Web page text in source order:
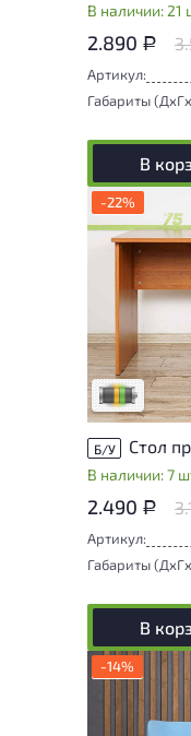
В наличии: 21
2.890 Р
Артикул:
Габариты
В
-22%
Товар
износа. От
влияющих на
разделе
Разная
Б/У
В наличии: 7
2.490 Р
Артикул:
Габариты
В
-14%